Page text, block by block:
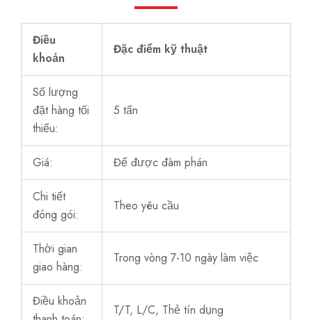
Điều
khoản
Đặc điểm kỹ thuật
Số lượng
đặt hàng tối
thiểu:
5 tấn
Giá: Để được đàm phán
Chi tiết
đóng gói:
Theo yêu cầu
Thời gian
giao hàng:
Trong vòng 7-10 ngày làm việc
Điều khoản
T/T, L/C, Thẻ tín dụng